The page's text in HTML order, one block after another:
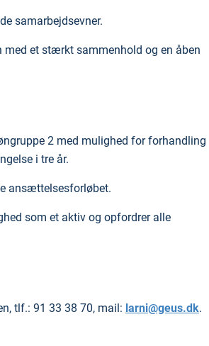
samarbejdsevner.
med et stærkt sammenhold og en åben
2 med mulighed for forhandling
i tre år.
ansættelsesforløbet.
som et aktiv og opfordrer alle
tlf.: 91 33 38 70, mail: larni@geus.dk.